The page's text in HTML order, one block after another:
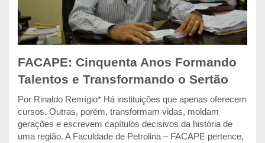
FACAPE: Cinquenta Anos Formando
Talentos e Transformando o Sertão
Por Rinaldo Remígio* Há instituições que apenas oferecem
cursos. Outras, porém, transformam vidas, moldam
gerações e escrevem capítulos decisivos da história de
uma região. A Faculdade de Petrolina – FACAPE pertence,